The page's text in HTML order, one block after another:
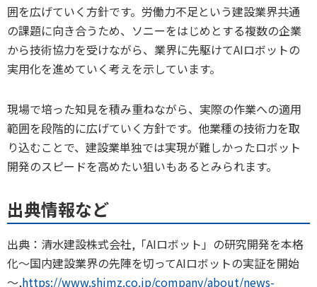
囲を広げていく方針です。労働力不足という建設業界共通
の課題に向き合うため、ソニーをはじめとする複数の企業
から技術協力を受けながら、業界に先駆けてAIロボットの
実用化を進めていく考えを示しています。
現場で培った知見を積み重ねながら、実際の作業への適用
範囲を段階的に広げていく方針です。他業種の技術力を取
り込むことで、建設業単独では実現が難しかったロボット
開発のスピードを高めたい狙いもあるとみられます。
出典情報など
出典：清水建設株式会社,「AIロボット」の研究開発を本格
化～国内建設業界の先陣を切ってAIロボットの実証を開始
～,https://www.shimz.co.jp/company/about/news-